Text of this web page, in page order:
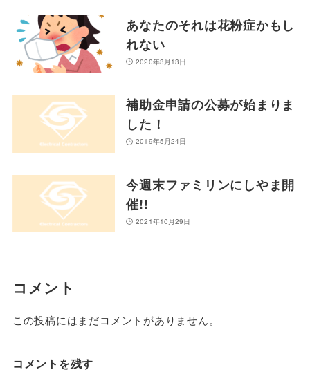
あなたのそれは花粉症かもし
れない
2020年3月13日
補助金申請の公募が始まりま
した！
2019年5月24日
今週末ファミリンにしやま開
催!!
2021年10月29日
コメント
この投稿にはまだコメントがありません。
コメントを残す